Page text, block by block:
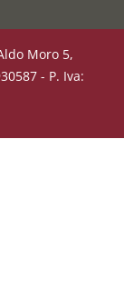
Moro 5,
- P. Iva: